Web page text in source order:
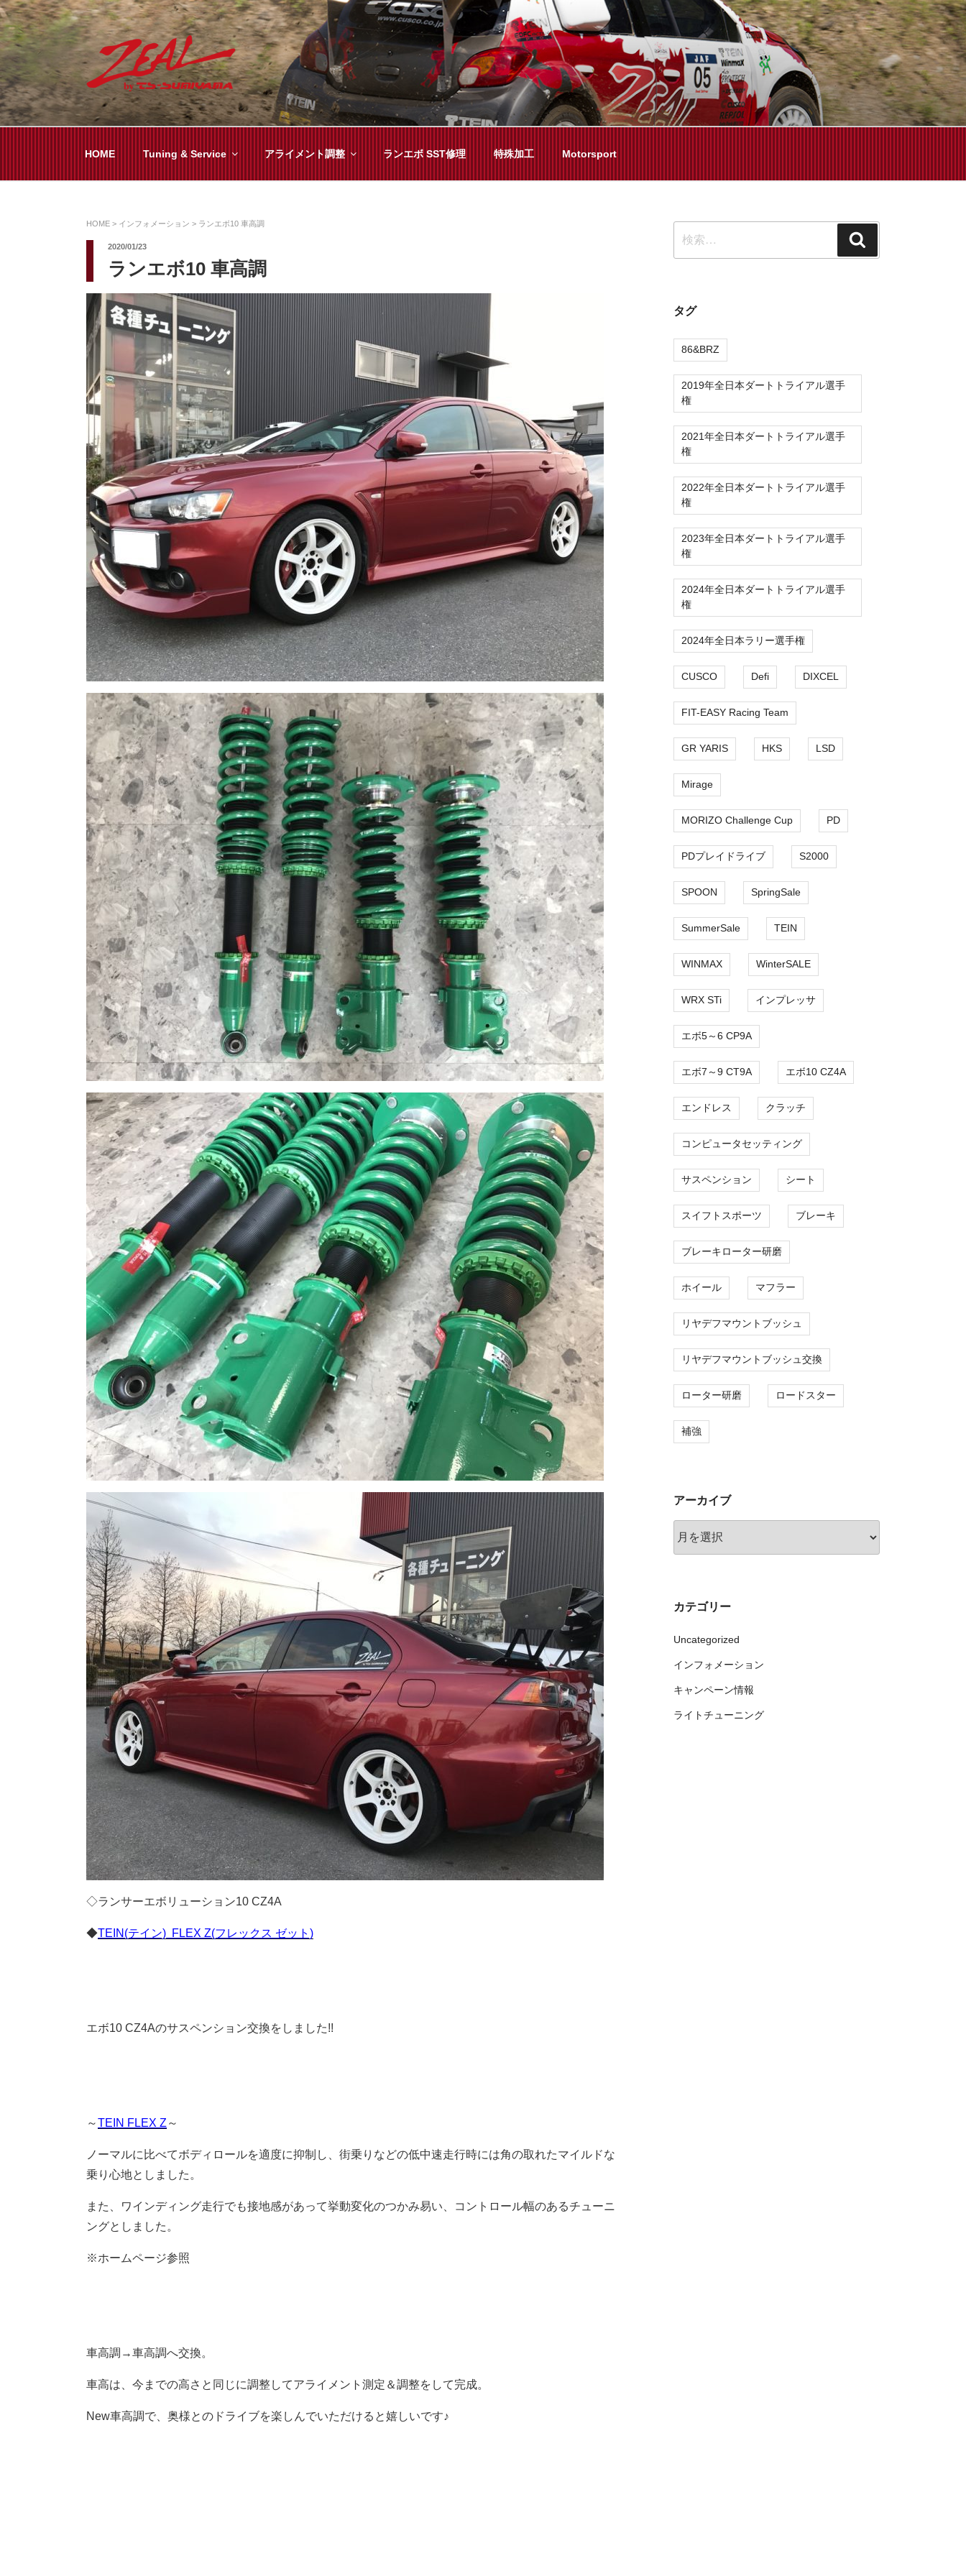
コ
ン
テ
ン
ツ
へ
ス
ZEAL BY TS-SUMIYAMA
オイル交換や車検といった日常メンテから各種チューニングまで、車に関することならジャンルフリーでお任せください!
HOME Tuning & Service アライメント調整 ランエボ SST修理 特殊加工 Motorsport
HOME > インフォメーション > ランエボ10 車高調
2020/01/23
ランエボ10 車高調
◇ランサーエボリューション10 CZ4A
◆TEIN(テイン) FLEX Z(フレックス ゼット)
エボ10 CZ4Aのサスペンション交換をしました!!
～TEIN FLEX Z ～
ノーマルに比べてボディロールを適度に抑制し、街乗りなどの低中速走行時には角の取れたマイルドな
乗り心地としました。
また、ワインディング走行でも接地感があって挙動変化のつかみ易い、コントロール幅のあるチューニ
ングとしました。
※ホームページ参照
車高調→車高調へ交換。
車高は、今までの高さと同じに調整してアライメント測定＆調整をして完成。
New車高調で、奥様とのドライブを楽しんでいただけると嬉しいです♪
索:
索
タグ
86&BRZ
2019年全日本ダートトライアル選手
権
2021年全日本ダートトライアル選手
権
2022年全日本ダートトライアル選手
権
2023年全日本ダートトライアル選手
権
2024年全日本ダートトライアル選手
権
2024年全日本ラリー選手権
CUSCO Defi DIXCEL
FIT-EASY Racing Team
GR YARIS HKS LSD
Mirage
MORIZO Challenge Cup PD
PDプレイドライブ S2000
SPOON SpringSale
SummerSale TEIN
WINMAX WinterSALE
WRX STi インプレッサ
エボ5～6 CP9A
エボ7～9 CT9A エボ10 CZ4A
エンドレス クラッチ
コンピュータセッティング
サスペンション シート
スイフトスポーツ ブレーキ
ブレーキローター研磨
ホイール マフラー
リヤデフマウントブッシュ
リヤデフマウントブッシュ交換
ローター研磨 ロードスター
補強
アーカイブ
ー
カテゴリー
Uncategorized
インフォメーション
キャンペーン情報
ライトチューニング